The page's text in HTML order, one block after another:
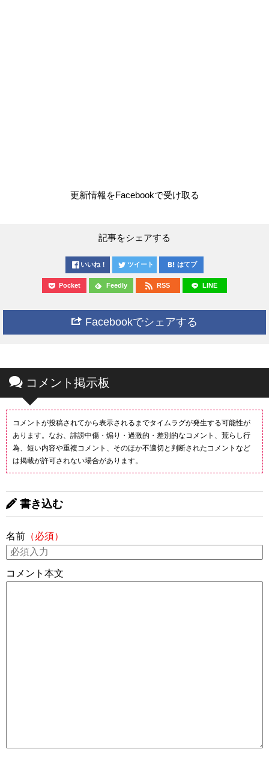
更新情報をFacebookで受け取る
記事をシェアする
いいね！ ツイート はてブ
Pocket Feedly RSS LINE
Facebookでシェアする
コメント掲示板
コメントが投稿されてから表示されるまでタイムラグが発生する可能性が
あります。なお、誹謗中傷・煽り・過激的・差別的なコメント、荒らし行
為、短い内容や重複コメント、そのほか不適切と判断されたコメントなど
は掲載が許可されない場合があります。
書き込む
名前 （必須）
コメント本文